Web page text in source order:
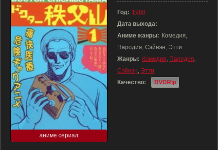
аниме сериал
Год: 1988
Дата выхода:
Аниме жанры: Комедия,
Пародия, Сэйнэн, Этти
Жанры: Комедия, Пародия,
Сэйнэн, Этти
Качество:
DVDRip